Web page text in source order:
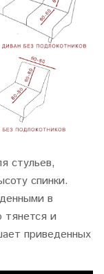
стульев,
спинки.
в
тянется и
приведенных